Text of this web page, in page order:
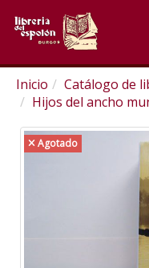
Inicio Catálogo de
Hijos del ancho
Agotado